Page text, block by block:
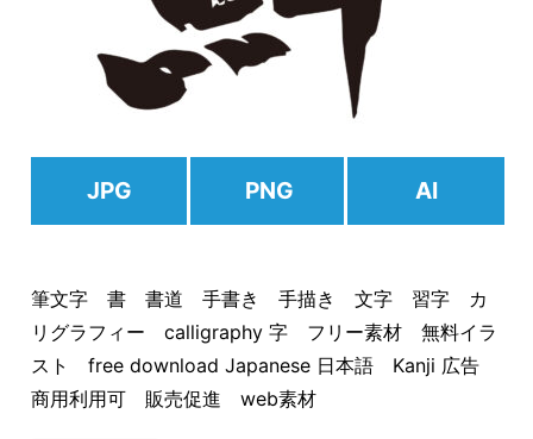
JPG PNG AI
筆文字 書 書道 手書き 手描き 文字 習字 カ
リグラフィー calligraphy 字 フリー素材 無料イラ
スト free download Japanese 日本語 Kanji 広告
商用利用可 販売促進 web素材